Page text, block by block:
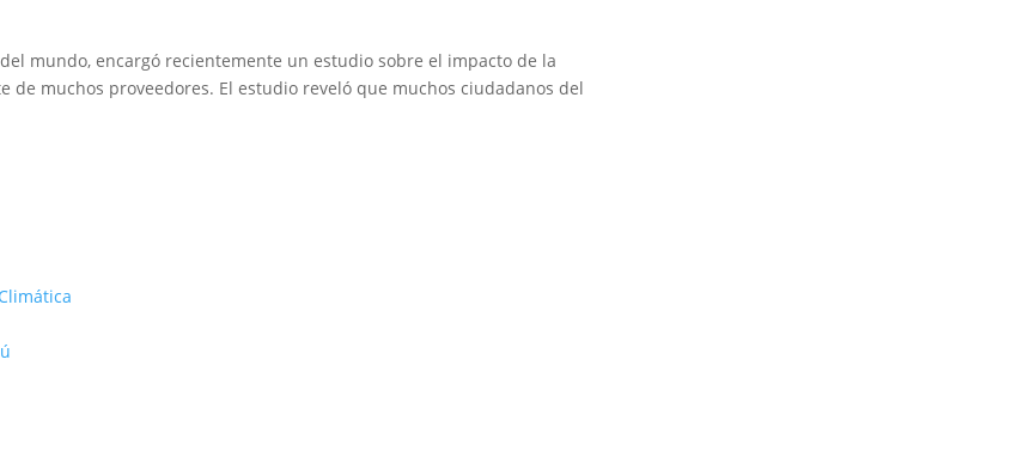
mundo, encargó recientemente un estudio sobre el impacto de la
muchos proveedores. El estudio reveló que muchos ciudadanos del